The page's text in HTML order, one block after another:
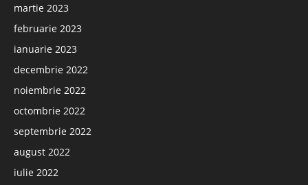
martie 2023
februarie 2023
ianuarie 2023
decembrie 2022
noiembrie 2022
octombrie 2022
septembrie 2022
august 2022
iulie 2022